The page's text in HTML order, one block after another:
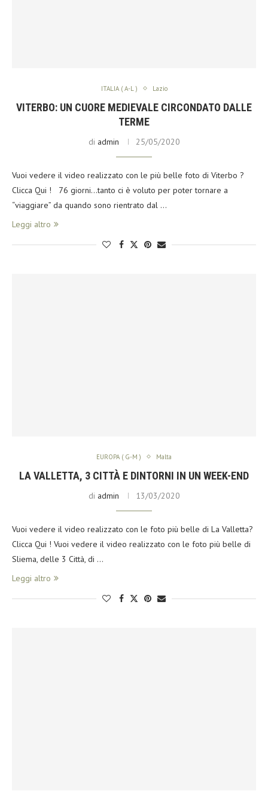
ITALIA ( A-L ) Lazio
VITERBO: UN CUORE MEDIEVALE CIRCONDATO DALLE
TERME
di admin 25/05/2020
Vuoi vedere il video realizzato con le più belle foto di Viterbo ?
Clicca Qui ! 76 giorni…tanto ci è voluto per poter tornare a
“viaggiare” da quando sono rientrato dal …
Leggi altro
EUROPA ( G-M ) Malta
LA VALLETTA, 3 CITTÀ E DINTORNI IN UN WEEK-END
di admin 13/03/2020
Vuoi vedere il video realizzato con le foto più belle di La Valletta?
Clicca Qui ! Vuoi vedere il video realizzato con le foto più belle di
Sliema, delle 3 Città, di …
Leggi altro